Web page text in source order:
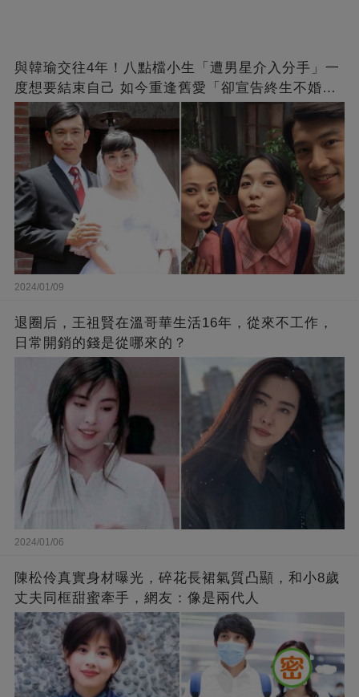
與韓瑜交往4年！八點檔小生「遭男星介入分手」一
度想要結束自己 如今重逢舊愛「卻宣告終生不婚」
原因曝光
2024/01/09
退圈后，王祖賢在溫哥華生活16年，從來不工作，
日常開銷的錢是從哪來的？
2024/01/06
陳松伶真實身材曝光，碎花長裙氣質凸顯，和小8歲
丈夫同框甜蜜牽手，網友：像是兩代人